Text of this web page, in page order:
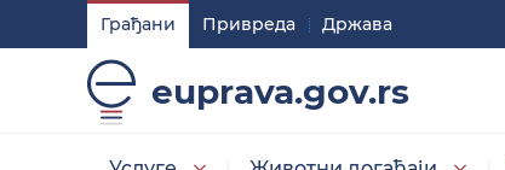
Грађани Привреда Држава
euprava.gov.rs
Подешавaња
Изаберите стил приказа слова